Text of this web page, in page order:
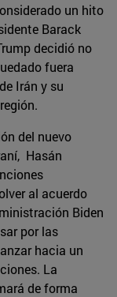
un hito
Barack
decidió no
fuera
Irán y su
del nuevo
Hasán
al acuerdo
Biden
por las
hacia un
La
de forma